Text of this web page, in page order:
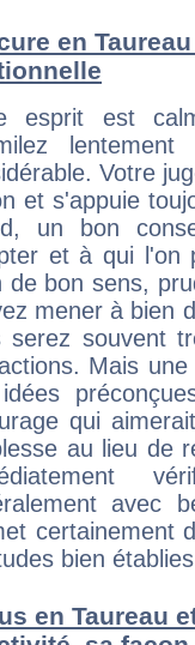
en
esprit est
Votre
et s'appuie
un bon
et à qui l'on
de bon sens,
mener à bien
serez souvent
Mais
qui
au lieu de
avec
certainement
bien
en Taureau